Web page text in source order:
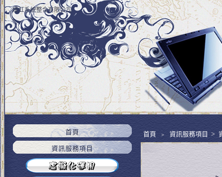
婕虹系統整合有限公司
首頁 ﹥ 資訊服務項目 >
首頁
資訊服務項目